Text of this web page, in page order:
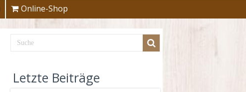
Online-Shop
Letzte Beiträge